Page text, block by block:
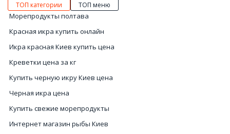
ТОП категории ТОП меню
Морепродукты полтава
Красная икра купить онлайн
Икра красная Киев купить цена
Креветки цена за кг
Купить черную икру Киев цена
Черная икра цена
Купить свежие морепродукты
Интернет магазин рыбы Киев